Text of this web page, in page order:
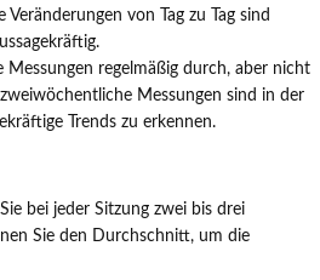
von Tag zu Tag sind
Messungen regelmäßig durch, aber nicht
Messungen sind in der
Trends zu erkennen.
bei jeder Sitzung zwei bis drei
Sie den Durchschnitt, um die